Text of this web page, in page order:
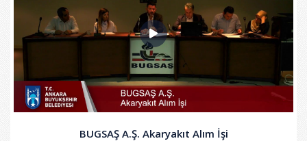
BUGSAŞ A.Ş. Akaryakıt Alım İşi